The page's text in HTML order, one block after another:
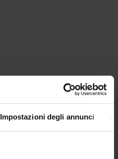
Impostazioni degli annunci